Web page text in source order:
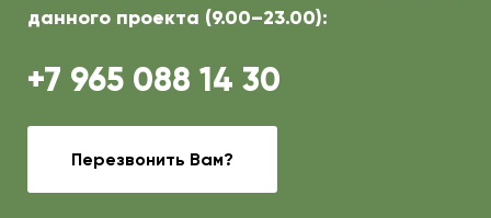
данного проекта (9.00–23.00):
+7 965 088 14 30
Перезвонить Вам?